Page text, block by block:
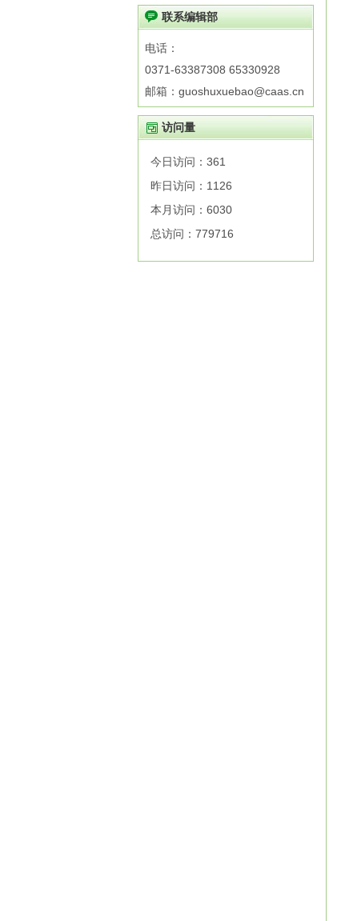
联系编辑部
电话：
0371-63387308 65330928
邮箱：guoshuxuebao@caas.cn
访问量
今日访问： 361
昨日访问： 1126
本月访问： 6030
总访问： 779716